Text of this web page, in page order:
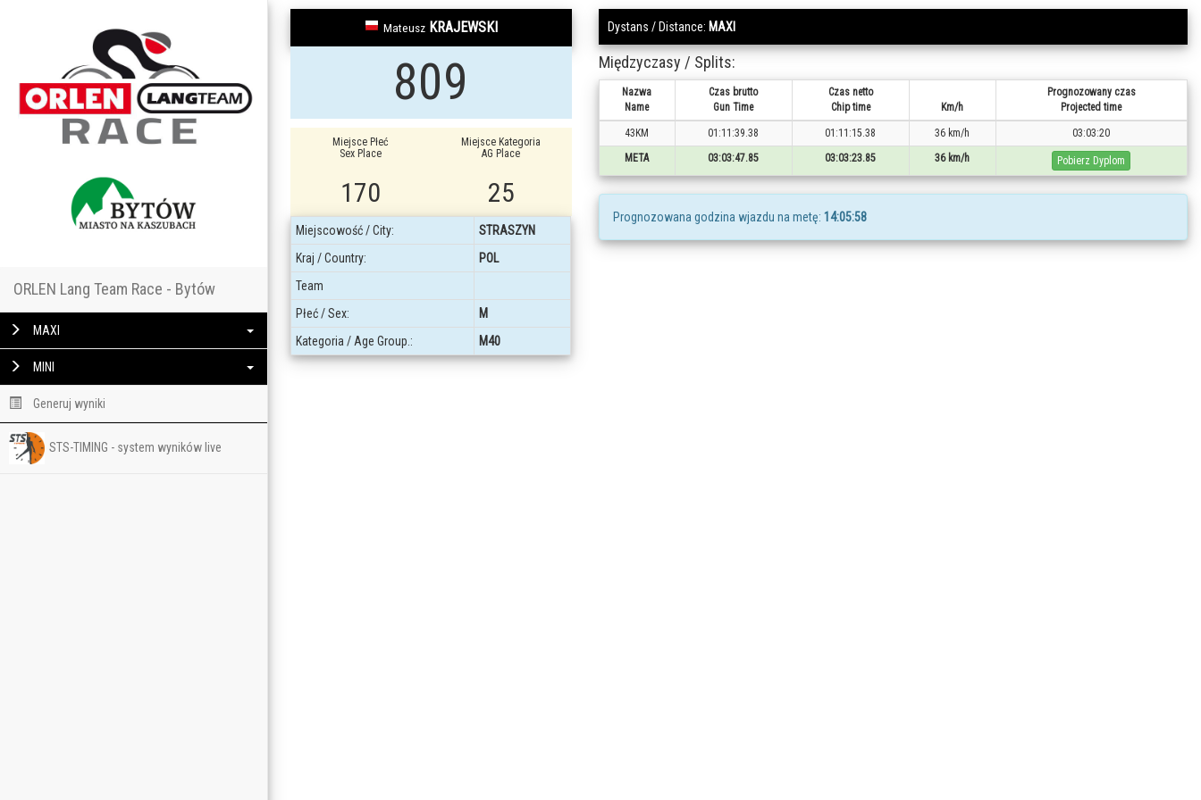
ORLEN Lang Team Race - Bytów
MAXI
MINI
Generuj wyniki
STS-TIMING - system wyników live
Mateusz KRAJEWSKI
809
Miejsce Płeć
Sex Place
170
Miejsce Kategoria
AG Place
25
Miejscowość / City:
STRASZYN
Kraj / Country:
POL
Team
Płeć / Sex:
M
Kategoria / Age Group.:
M40
Dystans / Distance: MAXI
Międzyczasy / Splits:
Nazwa
Name
Czas brutto
Gun Time
Czas netto
Chip time
Km/h
Prognozowany czas
Projected time
43KM 01:11:39.38 01:11:15.38 36 km/h
03:03:20
META
03:03:47.85 03:03:23.85 36 km/h Pobierz Dyplom
Prognozowana godzina wjazdu na metę: 14:05:58